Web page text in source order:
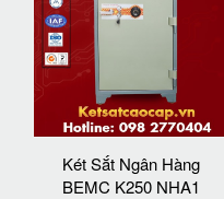
Két Sắt Ngân Hàng
BEMC K250 NHA1